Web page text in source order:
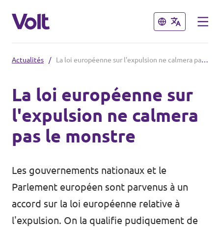
Fermer
Nos élections
Carte des régions
Volt Lille
Volt Strasbourg
Fermer
Politiques
À propos de Volt
Personnes
Actualités
Actualités / La loi européenne sur l'expulsion ne calmera pas le monstre
La loi européenne sur
l'expulsion ne calmera
pas le monstre
Les gouvernements nationaux et le
Parlement européen sont parvenus à un
accord sur la loi européenne relative à
l'expulsion. On la qualifie pudiquement de